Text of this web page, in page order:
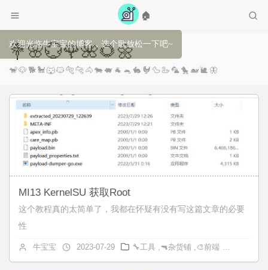
🏠
💐🌸💮🌹🌺🌻🌼
🐒🐶🐕🐩🐺🐱🐅🐆🐴🐄🐖🐐🐁🐇🐓🦆🦢🦜🐤🐋🐌🦋
MI13 KernelSU 获取Root
这个教程真的太简单了，我都在怀疑有没有写这篇文章的必要
性
牛宝宝 2023-07-29 🔧工具 ,🔫杂货铺 ,🎨前端
欢迎光临牛宝宝的博客，选个歌放松一下吧~